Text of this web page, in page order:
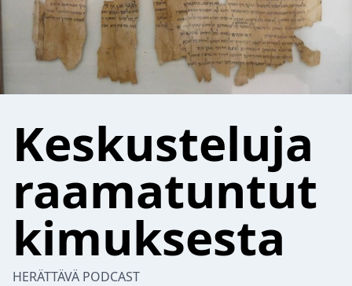
Keskusteluja
raamatuntut
kimuksesta
HERÄTTÄVÄ PODCAST